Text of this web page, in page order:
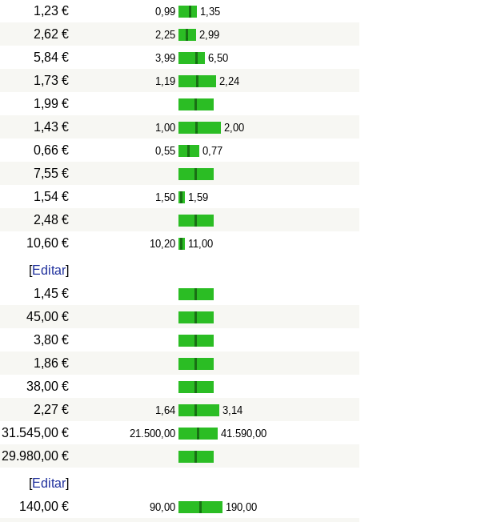
1,23 € 0,99 - 1,35
2,62 € 2,25 - 2,99
5,84 € 3,99 - 6,50
1,73 € 1,19 - 2,24
1,99 €
1,43 € 1,00 - 2,00
0,66 € 0,55 - 0,77
7,55 €
1,54 € 1,50 - 1,59
2,48 €
10,60 € 10,20 - 11,00
[Editar]
1,45 €
45,00 €
3,80 €
1,86 €
38,00 €
2,27 € 1,64 - 3,14
31.545,00 € 21.500,00 - 41.590,00
29.980,00 €
[Editar]
140,00 € 90,00 - 190,00